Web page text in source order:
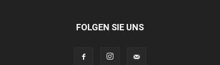
FOLGEN SIE UNS